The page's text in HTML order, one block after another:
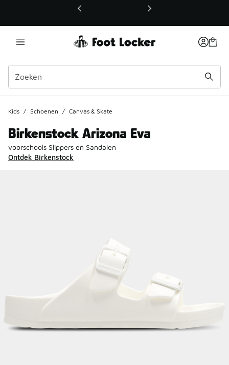
Deze link wordt geopend in een nieuw venster
Kids / Schoenen / Canvas & Skate
Birkenstock Arizona Eva
voorschools Slippers en Sandalen
Ontdek Birkenstock